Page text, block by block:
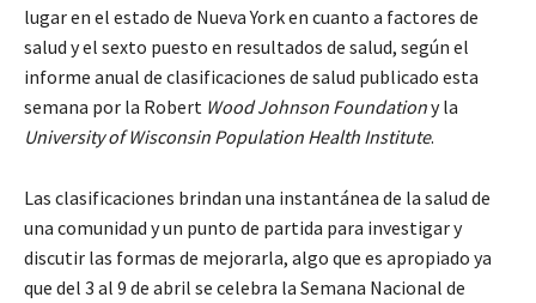
lugar en el estado de Nueva York en cuanto a factores de
salud y el sexto puesto en resultados de salud, según el
informe anual de clasificaciones de salud publicado esta
semana por la Robert Wood Johnson Foundationy la
University of Wisconsin Population Health Institute.
Las clasificaciones brindan una instantánea de la salud de
una comunidad y un punto de partida para investigar y
discutir las formas de mejorarla, algo que es apropiado ya
que del 3 al 9 de abril se celebra la Semana Nacional de